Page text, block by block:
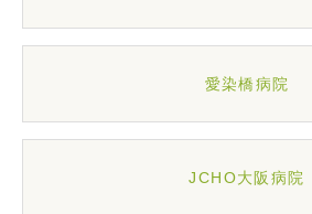
愛染橋病院
JCHO大阪病院